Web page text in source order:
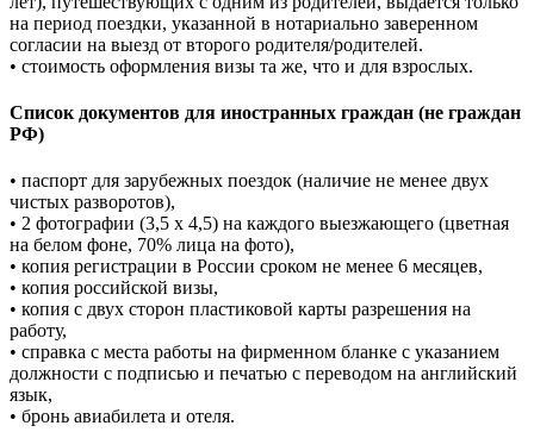
на период поездки, указанной в нотариально заверенном
согласии на выезд от второго родителя/родителей.
• стоимость оформления визы та же, что и для взрослых.
Список документов для иностранных граждан (не граждан
РФ)
• паспорт для зарубежных поездок (наличие не менее двух
чистых разворотов),
• 2 фотографии (3,5 х 4,5) на каждого выезжающего (цветная
на белом фоне, 70% лица на фото),
• копия регистрации в России сроком не менее 6 месяцев,
• копия российской визы,
• копия с двух сторон пластиковой карты разрешения на
работу,
• справка с места работы на фирменном бланке с указанием
должности с подписью и печатью с переводом на английский
язык,
• бронь авиабилета и отеля.